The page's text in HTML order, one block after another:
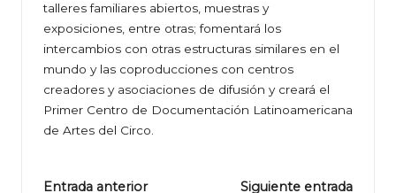
talleres familiares abiertos, muestras y
exposiciones, entre otras; fomentará los
intercambios con otras estructuras similares en el
mundo y las coproducciones con centros
creadores y asociaciones de difusión y creará el
Primer Centro de Documentación Latinoamericana
de Artes del Circo.
Entrada anterior Siguiente entrada